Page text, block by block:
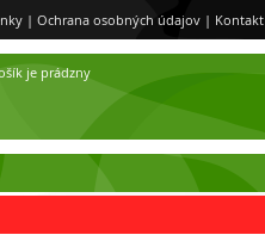
| Ochrana osobných údajov | Kontakt
je prádzny